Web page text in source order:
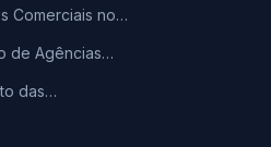
Comerciais no…
de Agências…
das…